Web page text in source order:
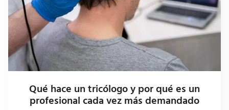
Qué hace un tricólogo y por qué es un
profesional cada vez más demandado